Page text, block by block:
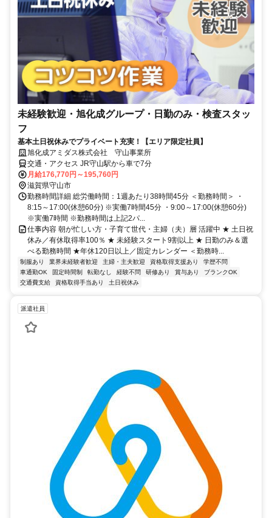
未経験歓迎・旭化成グループ・日勤のみ・検査スタッ
フ
基本土日祝休みでプライベート充実！【エリア限定社員】
旭化成アミダス株式会社 守山事業所
交通・アクセス JR守山駅から車で7分
月給176,770円～195,760円
滋賀県守山市
勤務時間詳細 総労働時間：1週あたり38時間45分 ＜勤務時間＞ ・
8:15～17:00(休憩60分) ※実働7時間45分 ・9:00～17:00(休憩60分)
※実働7時間 ※勤務時間は上記2パ...
仕事内容 朝が忙しい方・子育て世代・主婦（夫）層 活躍中 ★ 土日祝
休み／有休取得率100％ ★ 未経験スタート9割以上 ★ 日勤のみ＆選
べる勤務時間 ★年休120日以上／固定カレンダー ＜勤務時...
制服あり 業界未経験者歓迎 主婦・主夫歓迎 資格取得支援あり
学歴不問
車通勤OK
固定時間制 転勤なし 経験不問 研修あり 賞与あり
ブランクOK
交通費支給
資格取得手当あり 土日祝休み
派遣社員